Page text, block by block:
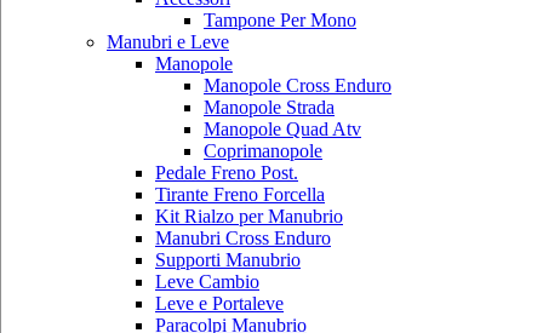
Tampone Per Mono
Manubri e Leve
Manopole
Manopole Cross Enduro
Manopole Strada
Manopole Quad Atv
Coprimanopole
Pedale Freno Post.
Tirante Freno Forcella
Kit Rialzo per Manubrio
Manubri Cross Enduro
Supporti Manubrio
Leve Cambio
Leve e Portaleve
Paracolpi Manubrio